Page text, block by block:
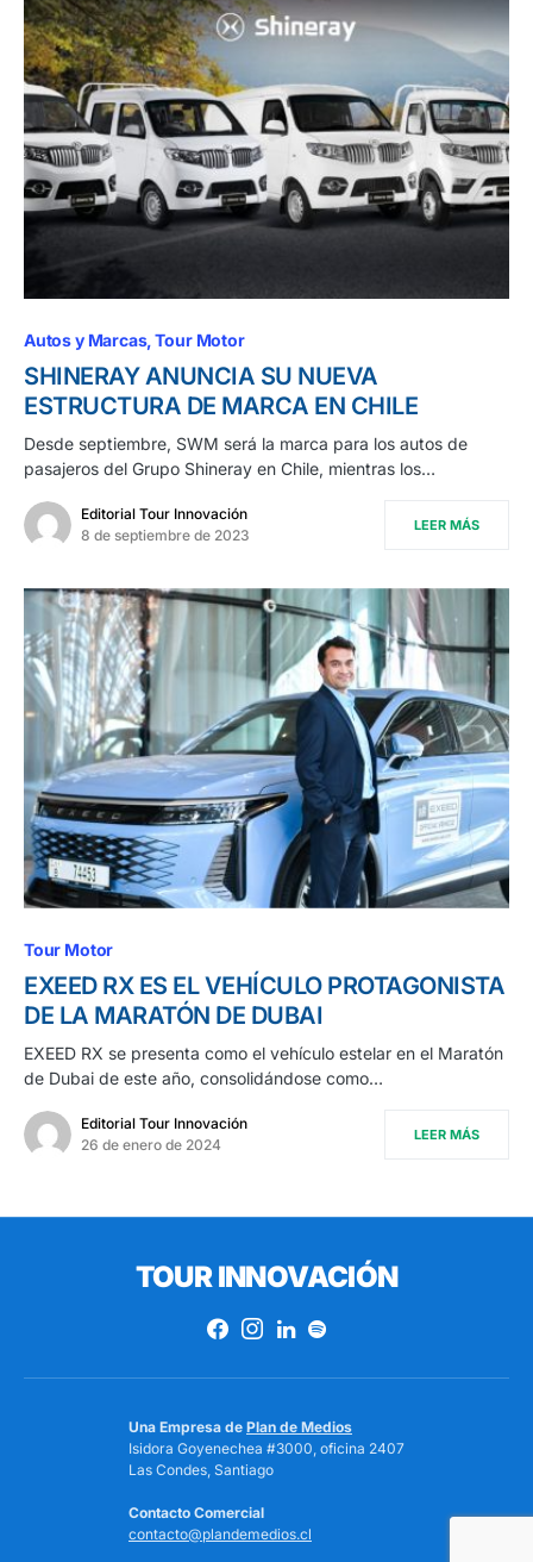
Autos y Marcas Tour Motor
SHINERAY ANUNCIA SU NUEVA
ESTRUCTURA DE MARCA EN CHILE
Desde septiembre, SWM será la marca para los autos de
pasajeros del Grupo Shineray en Chile, mientras los…
Editorial Tour Innovación
8 de septiembre de 2023
LEER MÁS
Tour Motor
EXEED RX ES EL VEHÍCULO PROTAGONISTA
DE LA MARATÓN DE DUBAI
EXEED RX se presenta como el vehículo estelar en el Maratón
de Dubai de este año, consolidándose como…
Editorial Tour Innovación
26 de enero de 2024
LEER MÁS
TOUR INNOVACIÓN
Una Empresa de Plan de Medios
Isidora Goyenechea #3000, oficina 2407
Las Condes, Santiago
Contacto Comercial
contacto@plandemedios.cl